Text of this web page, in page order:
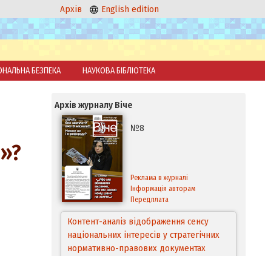
Архів English edition
БЕЗПЕКА НАУКОВА БІБЛІОТЕКА
Архів журналу Віче
№8
Реклама в журналі
Інформація авторам
Передплата
Контент-аналіз відображення сенсу
національних інтересів у стратегічних
нормативно-правових документах